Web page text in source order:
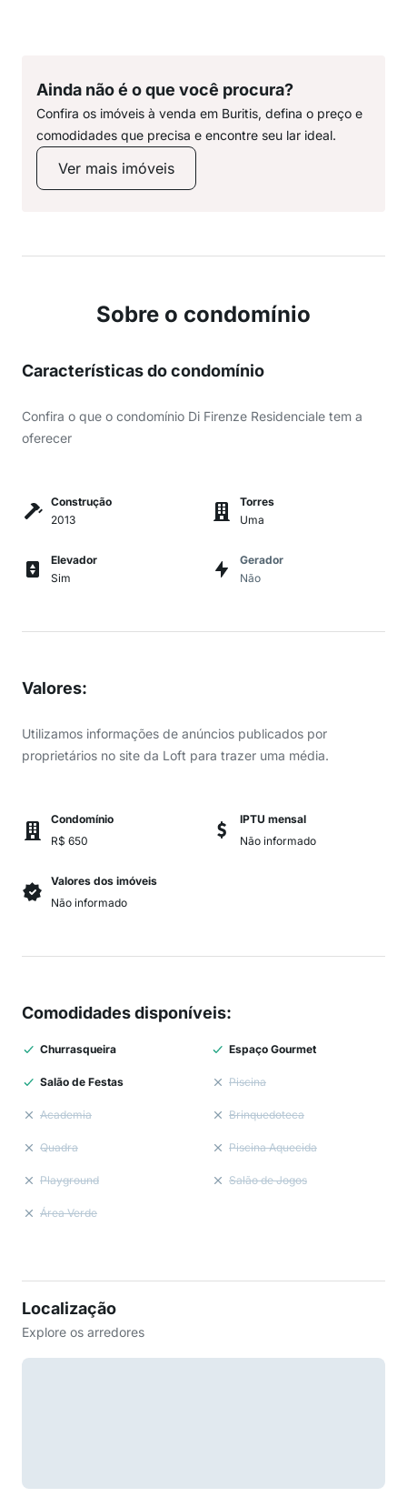
Ainda não é o que você procura?
Confira os imóveis à venda em Buritis, defina o preço e
comodidades que precisa e encontre seu lar ideal.
Ver mais imóveis
Sobre o condomínio
Características do condomínio
Confira o que o condomínio Di Firenze Residenciale tem a
oferecer
Construção
2013
Torres
Uma
Elevador
Sim
Gerador
Não
Valores:
Utilizamos informações de anúncios publicados por
proprietários no site da Loft para trazer uma média.
Condomínio
R$ 650
IPTU mensal
Não informado
Valores dos imóveis
Não informado
Comodidades disponíveis:
Churrasqueira Espaço Gourmet
Salão de Festas Piscina
Academia Brinquedoteca
Quadra Piscina Aquecida
Playground Salão de Jogos
Área Verde
Localização
Explore os arredores